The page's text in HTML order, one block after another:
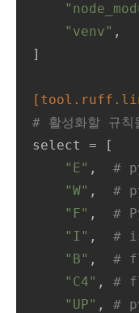
"venv" ,
]
# 활성화할 규칙
select
= [
"E" , #
"W" , #
"F" , #
"I" , #
"B" , #
"C4" , #
"UP" , #